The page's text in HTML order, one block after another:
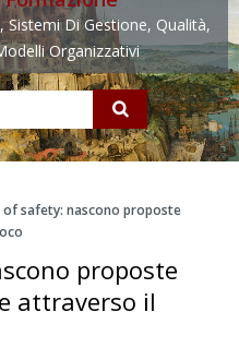
Sistemi Di Gestione, Qualità,
Organizzativi
of safety: nascono proposte
proposte
attraverso il